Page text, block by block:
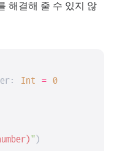
해결해 줄 수 있지 않
Int = 0
")